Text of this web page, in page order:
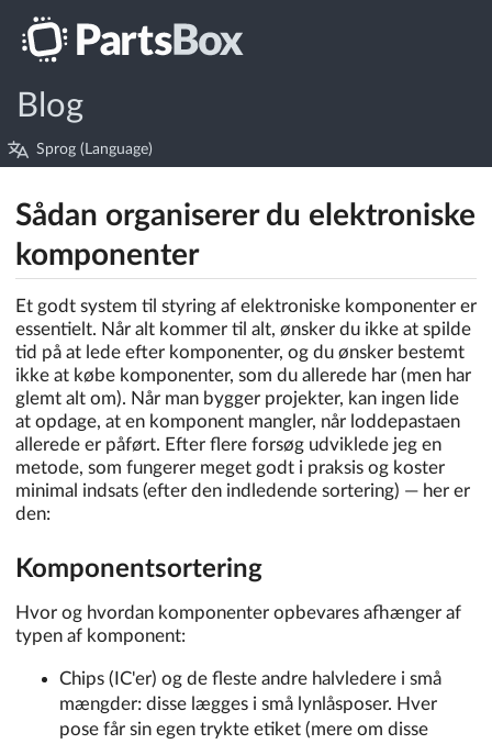
Blog
Sprog (Language)
Sådan organiserer du elektroniske
komponenter
Et godt system til styring af elektroniske komponenter er
essentielt. Når alt kommer til alt, ønsker du ikke at spilde
tid på at lede efter komponenter, og du ønsker bestemt
ikke at købe komponenter, som du allerede har (men har
glemt alt om). Når man bygger projekter, kan ingen lide
at opdage, at en komponent mangler, når loddepastaen
allerede er påført. Efter flere forsøg udviklede jeg en
metode, som fungerer meget godt i praksis og koster
minimal indsats (efter den indledende sortering) — her er
den:
Komponentsortering
Hvor og hvordan komponenter opbevares afhænger af
typen af komponent:
Chips (IC'er) og de fleste andre halvledere i små
mængder: disse lægges i små lynlåsposer. Hver
pose får sin egen trykte etiket (mere om disse